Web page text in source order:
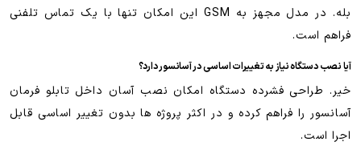
بله. در مدل مجهز به GSM این امکان تنها با یک تماس تلفنی
فراهم است.
آیا نصب دستگاه نیاز به تغییرات اساسی در آسانسور دارد؟
خیر. طراحی فشرده دستگاه امکان نصب آسان داخل تابلو فرمان
آسانسور را فراهم کرده و در اکثر پروژه ها بدون تغییر اساسی قابل
اجرا است.